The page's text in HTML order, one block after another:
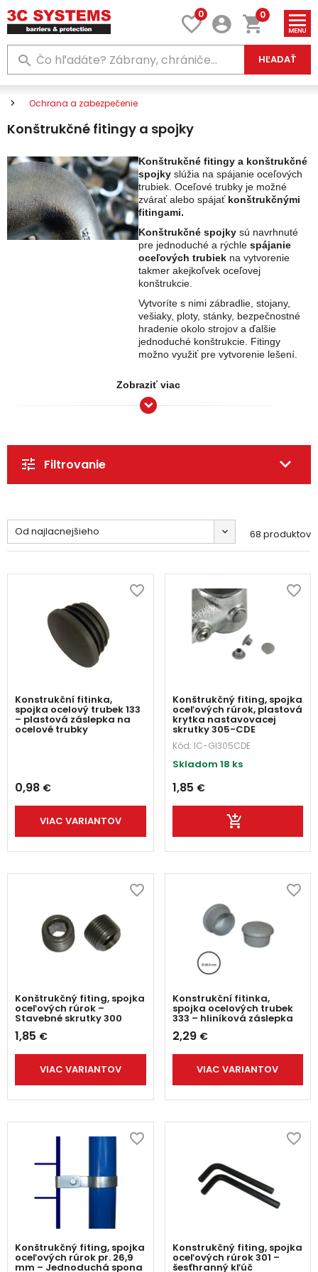
0
HĽADAŤ
0
Ochrana a zabezpečenie
Konštrukčné fitingy a spojky
Konštrukčné fitingy a konštrukčné
spojky slúžia na spájanie oceľových
trubiek. Oceľové trubky je možné
zvárať alebo spájať konštrukčnými
fitingami.
Konštrukčné spojky sú navrhnuté
pre jednoduché a rýchle spájanie
oceľových trubiek na vytvorenie
takmer akejkoľvek oceľovej
konštrukcie.
Vytvoríte s nimi zábradlie, stojany,
vešiaky, ploty, stánky, bezpečnostné
hradenie okolo strojov a ďalšie
jednoduché konštrukcie. Fitingy
možno využiť pre vytvorenie lešení.
Zobraziť viac
Filtrovanie
Od najlacnejšieho 68 produktov
Konstrukční fitinka,
spojka ocelový trubek 133
– plastová záslepka na
ocelové trubky
0,98 €
VIAC VARIANTOV
Konštrukčný fiting, spojka
oceľových rúrok, plastová
krytka nastavovacej
skrutky 305-CDE
Kód: IC-GI305CDE
Skladom 18 ks
1,85 €
Konštrukčný fiting, spojka
oceľových rúrok –
Stavebné skrutky 300
1,85 €
VIAC VARIANTOV
Konstrukční fitinka,
spojka ocelových trubek
333 – hliníková záslepka
2,29 €
VIAC VARIANTOV
Konštrukčný fiting, spojka
oceľových rúrok pr. 26,9
mm – Jednoduchá spona
Konstrukčný fiting, spojka
oceľových rúrok 301 –
šesťhranný kľúč